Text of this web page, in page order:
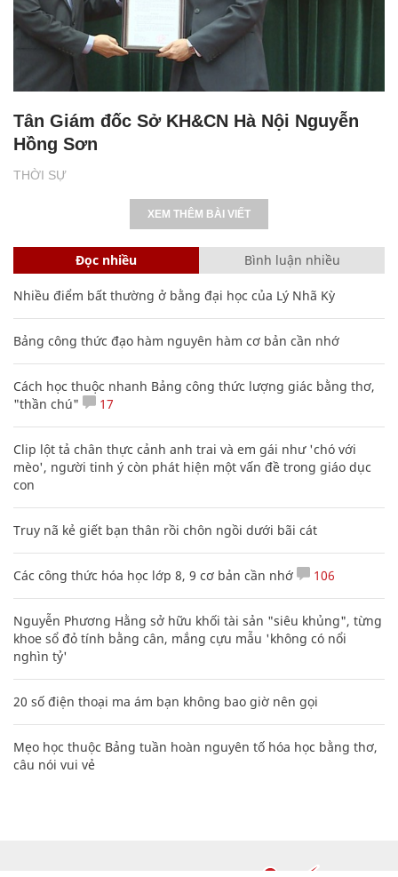
THỜI SỰ
Tân Giám đốc Sở KH&CN Hà Nội Nguyễn
Hồng Sơn
XEM THÊM BÀI VIẾT
Đọc nhiều Bình luận nhiều
Nhiều điểm bất thường ở bằng đại học của Lý Nhã Kỳ
Bảng công thức đạo hàm nguyên hàm cơ bản cần nhớ
Cách học thuộc nhanh Bảng công thức lượng giác bằng thơ,
"thần chú"
17
Clip lột tả chân thực cảnh anh trai và em gái như 'chó với
mèo', người tinh ý còn phát hiện một vấn đề trong giáo dục
con
Truy nã kẻ giết bạn thân rồi chôn ngồi dưới bãi cát
Các công thức hóa học lớp 8, 9 cơ bản cần nhớ 106
Nguyễn Phương Hằng sở hữu khối tài sản "siêu khủng", từng
khoe sổ đỏ tính bằng cân, mắng cựu mẫu 'không có nổi
nghìn tỷ'
20 số điện thoại ma ám bạn không bao giờ nên gọi
Mẹo học thuộc Bảng tuần hoàn nguyên tố hóa học bằng thơ,
câu nói vui vẻ